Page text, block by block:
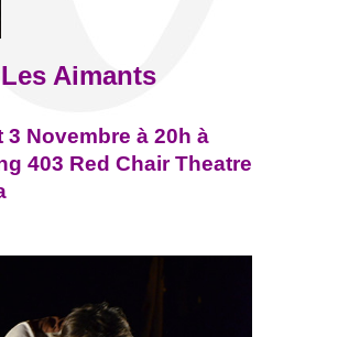
Les Aimants
3 Novembre à 20h à
403 Red Chair Theatre